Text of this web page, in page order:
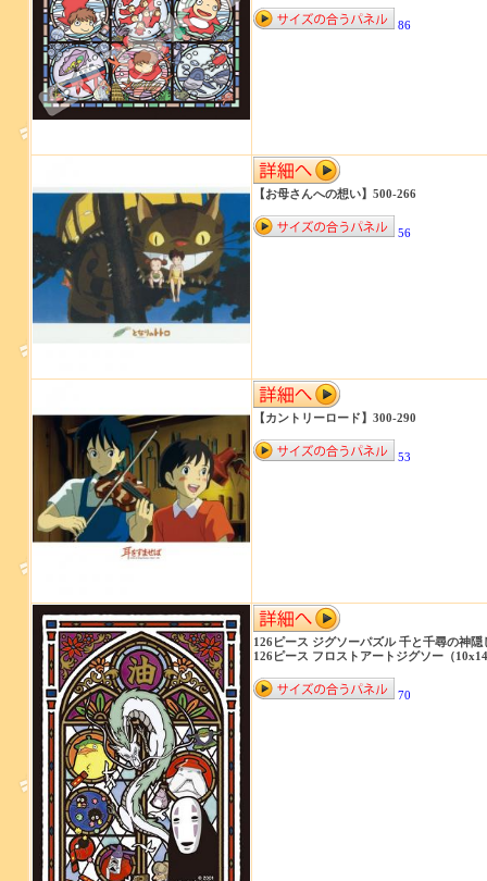
86
【お母さんへの想い】500-266
56
【カントリーロード】300-290
53
126ピース ジグソーパズル 千と千尋の
126ピース フロストアートジグソー（
70